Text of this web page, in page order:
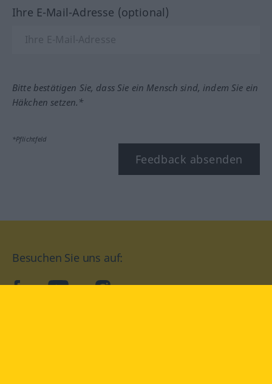
Ihre E-Mail-Adresse (optional)
Bitte bestätigen Sie, dass Sie ein Mensch sind, indem Sie ein
Häkchen setzen.*
*Pflichtfeld
Feedback absenden
Besuchen Sie uns auf:
facebookYouTube Instagram